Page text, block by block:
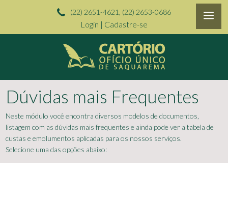
(22) 2651-4621, (22) 2653-0686
Login | Cadastre-se
Dúvidas mais Frequentes
Neste módulo você encontra diversos modelos de documentos,
listagem com as dúvidas mais frequentes e ainda pode ver a tabela de
custas e emolumentos aplicadas para os nossos serviços.
Selecione uma das opções abaixo: